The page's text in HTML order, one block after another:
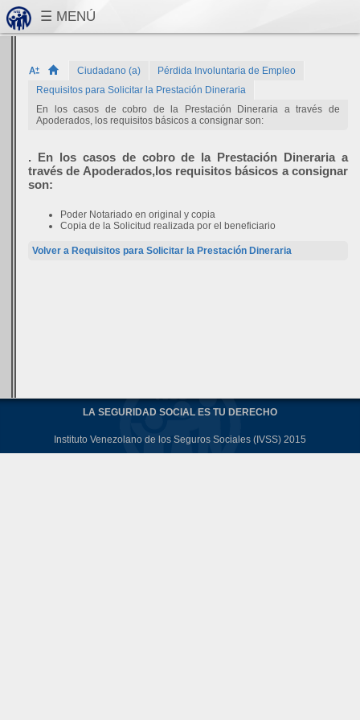
Ciudadano (a)
Pérdida Involuntaria de Empleo
Requisitos para Solicitar la Prestación Dineraria
En los casos de cobro de la Prestación Dineraria a través de
Apoderados, los requisitos básicos a consignar son:
. En los casos de cobro de la Prestación Dineraria a
través de Apoderados,los requisitos básicos a consignar
son:
Poder Notariado en original y copia
Copia de la Solicitud realizada por el beneficiario
Volver a Requisitos para Solicitar la Prestación Dineraria
LA SEGURIDAD SOCIAL ES TU DERECHO
Instituto Venezolano de los Seguros Sociales (IVSS) 2015